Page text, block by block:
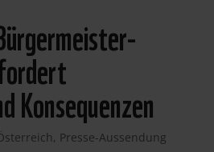
Konsequenzen
, Presse-Aussendung